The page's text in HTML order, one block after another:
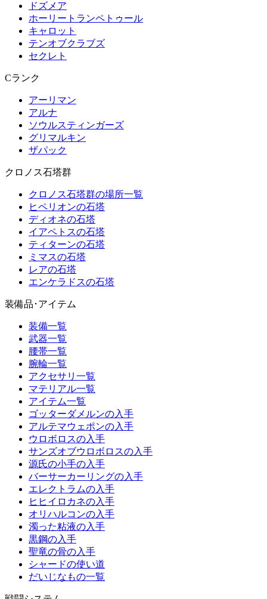
ドズメア
ホーリートランペトゥール
キャロット
テンオブクラブズ
セクレト
Cランク
アーリマン
アルナ
ソウルスティンガーズ
グリマルキン
ザパック
クロノス石塔群
クロノス石塔群の場所一覧
ヒペリオンの石塔
ディオネの石塔
イアペトスの石塔
ティターンの石塔
ミマスの石塔
レアの石塔
エンケラドスの石塔
装備品･アイテム
装備一覧
武器一覧
腰帯一覧
腕輪一覧
アクセサリ一覧
マテリアル一覧
アイテム一覧
ゴッターダメルンの入手
アルテマウェポンの入手
ウロボロスの入手
サンズオブウロボロスの入手
源氏の小手の入手
バーサーカーリングの入手
エレクトラムの入手
ヒヒイロカネの入手
オリハルコンの入手
濁った粘液の入手
黒鋼の入手
聖竜の骨の入手
シャードの使い道
だいじなもの一覧